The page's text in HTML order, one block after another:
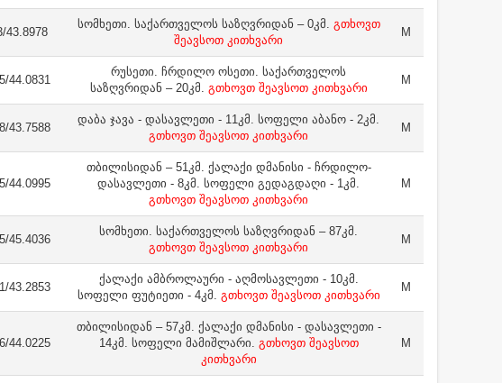
43.8978
სომხეთი. საქართველოს საზღვრიდან – 0კმ. გთხოვთ
შეავსოთ კითხვარი
M
44.0831
რუსეთი. ჩრდილო ოსეთი. საქართველოს
საზღვრიდან – 20კმ. გთხოვთ შეავსოთ კითხვარი
M
43.7588
დაბა ჯავა - დასავლეთი - 11კმ. სოფელი აბანო - 2კმ.
გთხოვთ შეავსოთ კითხვარი
M
44.0995
თბილისიდან – 51კმ. ქალაქი დმანისი - ჩრდილო-
დასავლეთი - 8კმ. სოფელი გედაგდაღი - 1კმ.
გთხოვთ შეავსოთ კითხვარი
M
45.4036
სომხეთი. საქართველოს საზღვრიდან – 87კმ.
გთხოვთ შეავსოთ კითხვარი
M
43.2853
ქალაქი ამბროლაური - აღმოსავლეთი - 10კმ.
სოფელი ფუტიეთი - 4კმ. გთხოვთ შეავსოთ კითხვარი
M
44.0225
თბილისიდან – 57კმ. ქალაქი დმანისი - დასავლეთი -
14კმ. სოფელი მამიშლარი. გთხოვთ შეავსოთ
კითხვარი
M